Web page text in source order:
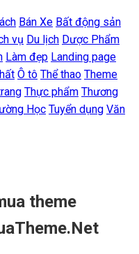
Bán Xe Bất động sản
vụ Du lịch Dược Phẩm
Làm đẹp Landing page
Ô tô Thể thao Theme
Thực phẩm Thương
Học Tuyển dụng Văn
theme